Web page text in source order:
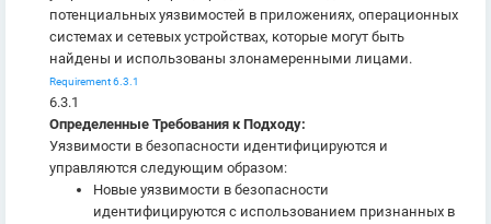
потенциальных уязвимостей в приложениях, операционных
системах и сетевых устройствах, которые могут быть
найдены и использованы злонамеренными лицами.
Requirement 6.3.1
6.3.1
Определенные Требования к Подходу:
Уязвимости в безопасности идентифицируются и
управляются следующим образом:
Новые уязвимости в безопасности
идентифицируются с использованием признанных в